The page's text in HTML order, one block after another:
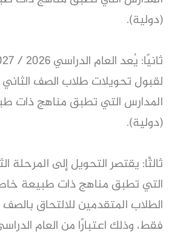
(دولية).
لقبول تحويلات طلاب الصف الثاني
المدارس التي تطبق مناهج ذات
(دولية).
ثالثًا: يقتصر التحويل إلى المرحلة
التي تطبق مناهج ذات طبيعة
الطلاب المتقدمين للالتحاق بالصف
فقط، وذلك اعتبارًا من العام الدراسي 2027 /